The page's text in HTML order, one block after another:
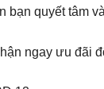
bạn quyết tâm
ngay ưu đãi